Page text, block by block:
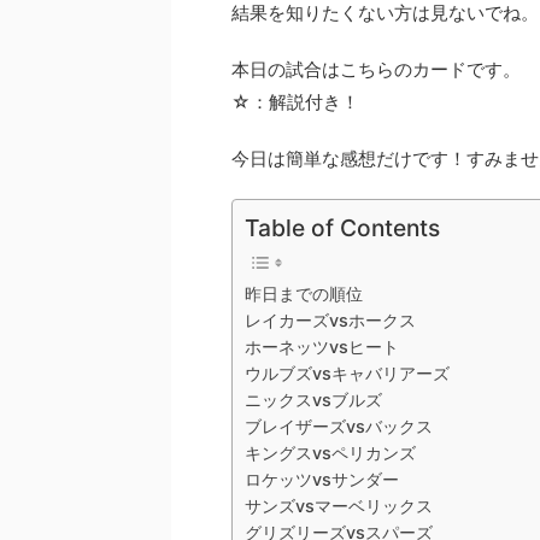
結果を知りたくない方は見ないでね。
本日の試合はこちらのカードです。
☆：解説付き！
今日は簡単な感想だけです！すみま
Table of Contents
昨日までの順位
レイカーズvsホークス
ホーネッツvsヒート
ウルブズvsキャバリアーズ
ニックスvsブルズ
ブレイザーズvsバックス
キングスvsペリカンズ
ロケッツvsサンダー
サンズvsマーベリックス
グリズリーズvsスパーズ